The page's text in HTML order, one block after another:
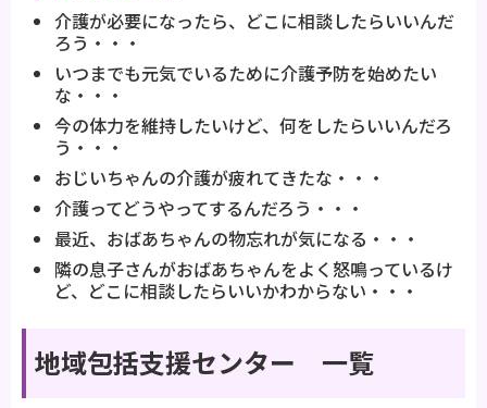
介護が必要になったら、どこに相談したらいいんだ
ろう・・・
いつまでも元気でいるために介護予防を始めたい
な・・・
今の体力を維持したいけど、何をしたらいいんだろ
う・・・
おじいちゃんの介護が疲れてきたな・・・
介護ってどうやってするんだろう・・・
最近、おばあちゃんの物忘れが気になる・・・
隣の息子さんがおばあちゃんをよく怒鳴っているけ
ど、どこに相談したらいいかわからない・・・
地域包括支援センター 一覧